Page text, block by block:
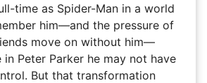
time as Spider-Man in a world
him—and the pressure of
move on without him—
in Peter Parker he may not have
But that transformation